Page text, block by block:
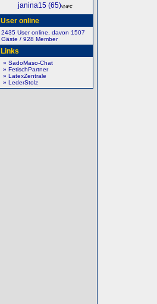
janina15 (65)
User online
2435 User online, davon 1507
Gäste / 928 Member
Links
» SadoMaso-Chat
» FetischPartner
» LatexZentrale
» LederStolz